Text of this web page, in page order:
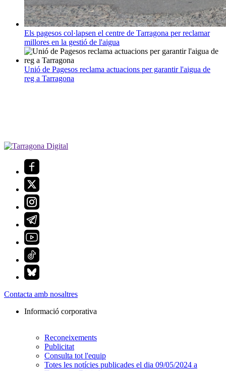
Els pagesos col·lapsen el centre de Tarragona per reclamar
millores en la gestió de l'aigua
Unió de Pagesos reclama actuacions per garantir l'aigua de
reg a Tarragona
Contacta amb nosaltres
Informació corporativa
Reconeixements
Publicitat
Consulta tot l'equip
Totes les notícies publicades el dia 09/05/2024 a